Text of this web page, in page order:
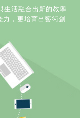
生活融合出新的教學
，更培育出藝術創